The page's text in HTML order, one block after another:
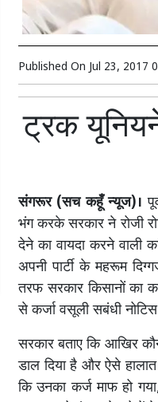
Published On Jul 23, 2017
ट्रक
संगरूर (सच कहूँ न्यूज)।
भंग करके सरकार ने रोजी
देने का वायदा करने वाली
अपनी पार्टी के महरूम
तरफ सरकार किसानों का
से कर्जा वसूली सबंधी
सरकार बताए कि आखिर
डाल दिया है और ऐसे
कि उनका कर्ज माफ हो